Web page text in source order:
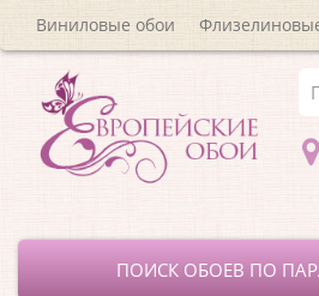
Виниловые обои
ПОИСК ОБОЕВ ПО